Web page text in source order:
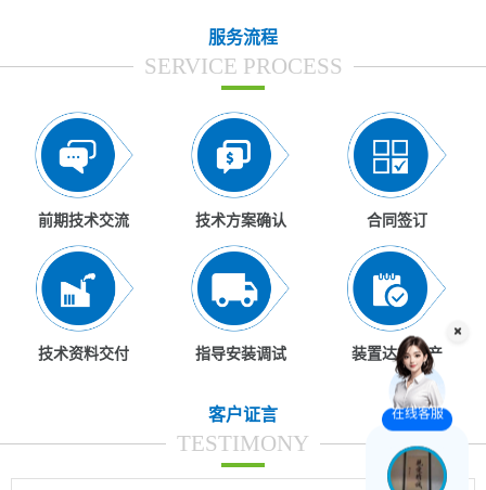
服务流程
SERVICE PROCESS
前期技术交流 技术方案确认 合同签订
技术资料交付 指导安装调试 装置达标达产
客户证言
TESTIMONY
在线客服